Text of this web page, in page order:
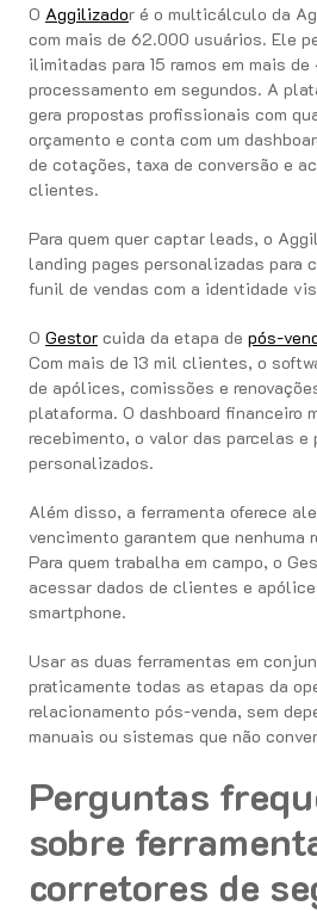
O Aggilizador é o multicálculo da
com mais de 62.000 usuários. Ele
ilimitadas para 15 ramos em mais
processamento em segundos. A
gera propostas profissionais com
orçamento e conta com um
de cotações, taxa de conversão e
clientes.
Para quem quer captar leads, o
landing pages personalizadas para
funil de vendas com a identidade
O Gestor cuida da etapa de pós-
Com mais de 13 mil clientes, o
de apólices, comissões e
plataforma. O dashboard financeiro
recebimento, o valor das parcelas e
personalizados.
Além disso, a ferramenta oferece
vencimento garantem que nenhuma
Para quem trabalha em campo, o
acessar dados de clientes e
smartphone.
Usar as duas ferramentas em
praticamente todas as etapas da
relacionamento pós-venda, sem
manuais ou sistemas que não
Perguntas
sobre
corretores de